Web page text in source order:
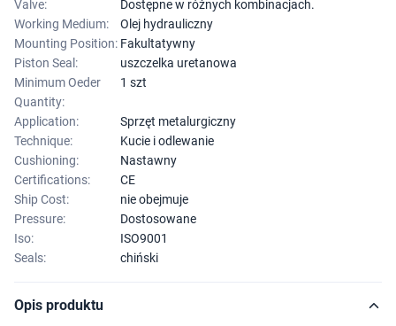
Valve:
Dostępne w różnych kombinacjach.
Working Medium:
Olej hydrauliczny
Mounting Position: Fakultatywny
Piston Seal:
uszczelka uretanowa
Minimum Oeder
Quantity:
1 szt
Application:
Sprzęt metalurgiczny
Technique:
Kucie i odlewanie
Cushioning:
Nastawny
Certifications:
CE
Ship Cost:
nie obejmuje
Pressure:
Dostosowane
Iso:
ISO9001
Seals:
chiński
Opis produktu